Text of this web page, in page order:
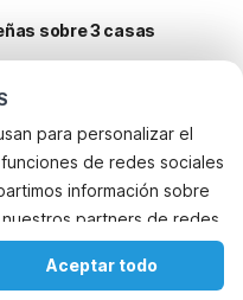
para personalizar el
de redes sociales
información sobre
partners de redes
quienes pueden
les haya proporcionado
Aceptar todo
sobre 3 casas
para vacaciones
para vacaciones
niños santa-gertrudis-de-
niños formentera
niños sant-rafel
en St-lluis
niños
en Formentera
Reservas Cuenta